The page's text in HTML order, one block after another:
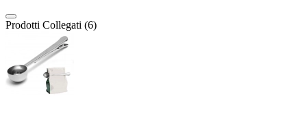
Prodotti Collegati (6)